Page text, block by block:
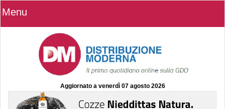
Menu
Aggiornato a venerdì 07 agosto 2026